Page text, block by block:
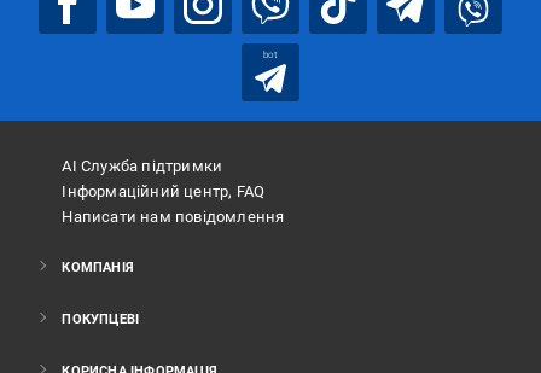
bot
АІ Служба підтримки
Інформаційний центр, FAQ
Написати нам повідомлення
КОМПАНІЯ
ПОКУПЦЕВІ